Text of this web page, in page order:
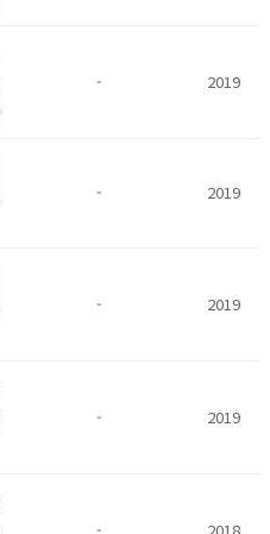
- 2019
- 2019
- 2019
- 2019